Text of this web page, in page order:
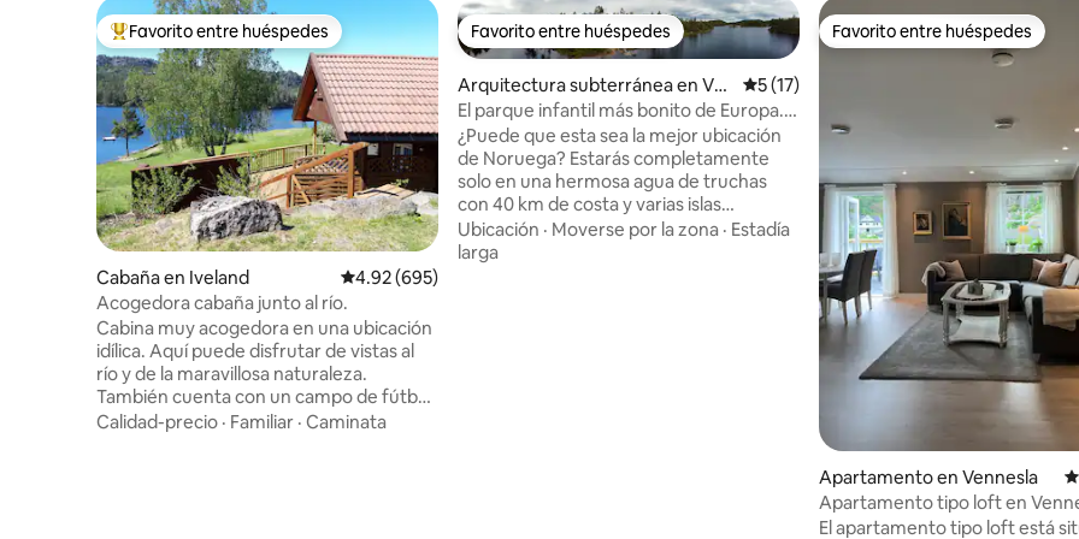
Favorito entre huéspedes preferido
Favorito entre huéspedes
Cabaña en Iveland Calificación promedio: 4.92 de 5, 695 reseñas
4.92 (695)
Acogedora cabaña junto al río.
Cabina muy acogedora en una ubicación
idílica. Aquí puede disfrutar de vistas al
río y de la maravillosa naturaleza.
También cuenta con un campo de fútbol
y con Setesdalsbanen en las cercanías. La
Calidad-precio · Familiar · Caminata
Favorito entre huéspedes
Favorito entre huéspedes
Arquitectura subterránea en Ve
nnesla
Calificación promedio: 5 de 5, 17 reseñas
5 (17)
El parque infantil más bonito de Europa.
ALENE El paraíso de la trucha.
¿Puede que esta sea la mejor ubicación
de Noruega? Estarás completamente
solo en una hermosa agua de truchas
con 40 km de costa y varias islas
pequeñas. Aquí estaréis solos mientras
nadáis, pescáis, hacéis fotografías,
Ubicación · Moverse por la zona · Estadía
larga
Favorito entre huéspedes
Favorito entre huéspedes
Apartamento en Vennesla
Apartamento tipo loft en
El apartamento tipo loft está